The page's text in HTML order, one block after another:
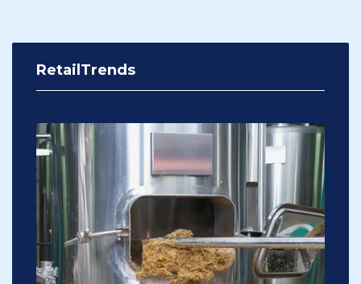
RetailTrends